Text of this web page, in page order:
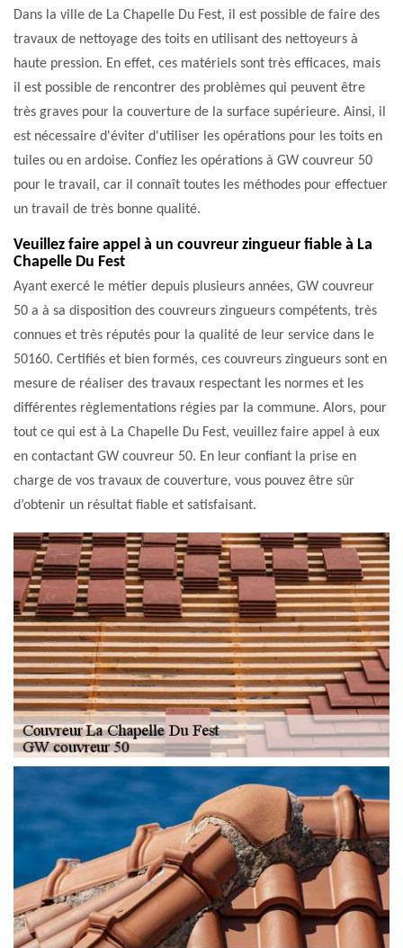
Dans la ville de La Chapelle Du Fest, il est possible de faire des
travaux de nettoyage des toits en utilisant des nettoyeurs à
haute pression. En effet, ces matériels sont très efficaces, mais
il est possible de rencontrer des problèmes qui peuvent être
très graves pour la couverture de la surface supérieure. Ainsi, il
est nécessaire d'éviter d'utiliser les opérations pour les toits en
tuiles ou en ardoise. Confiez les opérations à GW couvreur 50
pour le travail, car il connaît toutes les méthodes pour effectuer
un travail de très bonne qualité.
Veuillez faire appel à un couvreur zingueur fiable à La
Chapelle Du Fest
Ayant exercé le métier depuis plusieurs années, GW couvreur
50 a à sa disposition des couvreurs zingueurs compétents, très
connues et très réputés pour la qualité de leur service dans le
50160. Certifiés et bien formés, ces couvreurs zingueurs sont en
mesure de réaliser des travaux respectant les normes et les
différentes règlementations régies par la commune. Alors, pour
tout ce qui est à La Chapelle Du Fest, veuillez faire appel à eux
en contactant GW couvreur 50. En leur confiant la prise en
charge de vos travaux de couverture, vous pouvez être sûr
d’obtenir un résultat fiable et satisfaisant.